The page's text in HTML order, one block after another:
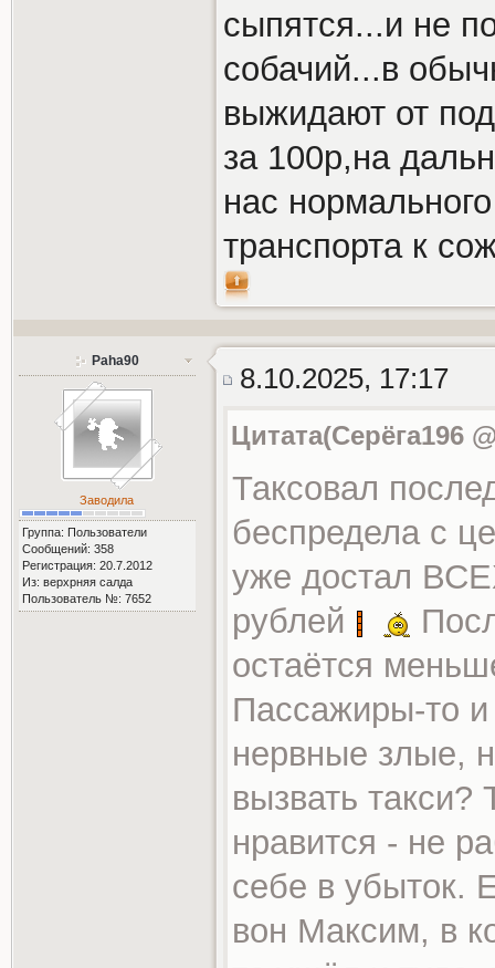
сыпятся...и не
собачий...в
выжидают от
за 100р,на
нас
транспорта к
Paha90
Заводила
Группа: Пользователи
Сообщений: 358
Регистрация: 20.7.2012
Из: верхрняя салда
Пользователь №: 7652
8.10.2025, 17:17
Цитата(Серёга196
Таксовал
беспредела с
уже достал
рублей
остаётся
Пассажиры-то
нервные злые,
вызвать такси?
нравится - не
себе в убыток.
вон Максим, в